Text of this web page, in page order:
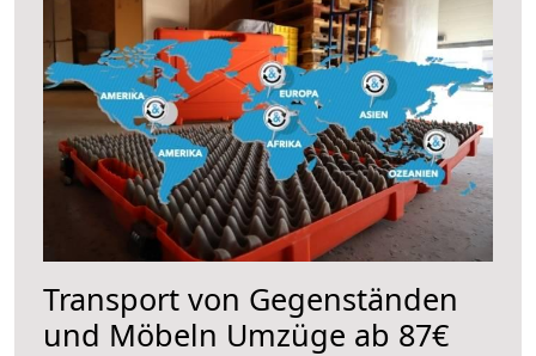
Transport von Gegenständen
und Möbeln Umzüge ab 87€